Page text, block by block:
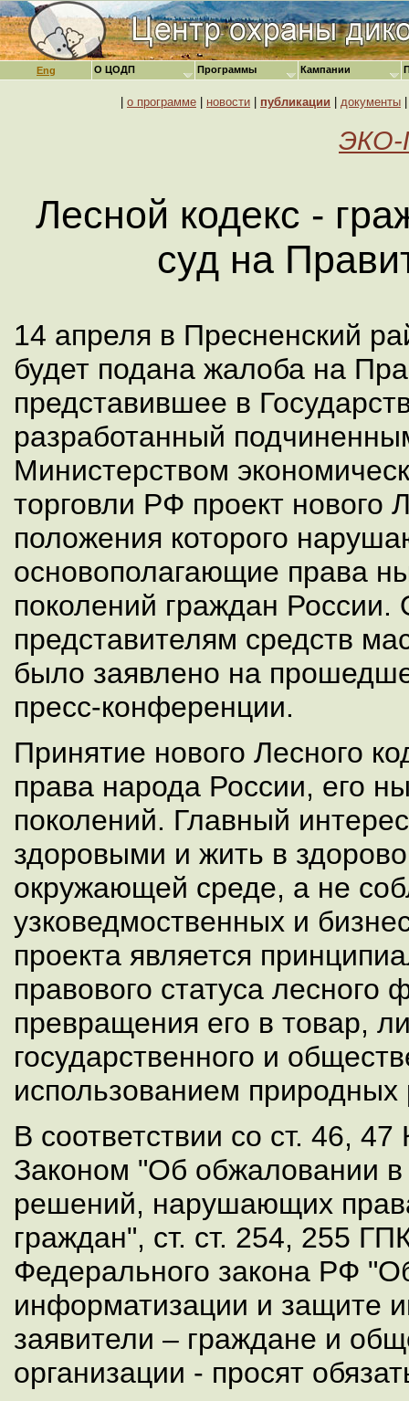
Eng
о программе новости публикации документы
ЭКО-
Лесной кодекс -
суд на
14 апреля в Пресненский
будет подана жалоба на
представившее в
разработанный
Министерством
торговли РФ проект нового
положения которого
основополагающие права
поколений граждан России.
представителям средств
было заявлено на
пресс-конференции.
Принятие нового Лесного
права народа России, его
поколений. Главный
здоровыми и жить в
окружающей среде, а не
узковедмоственных и
проекта является
правового статуса лесного
превращения его в товар,
государственного и
использованием природных
В соответствии со ст. 46,
Законом "Об обжаловании в
решений, нарушающих
граждан", ст. ст. 254, 255
Федерального закона РФ
информатизации и защите
заявители – граждане и
организации - просят
О ЦОДП Программы Кампании